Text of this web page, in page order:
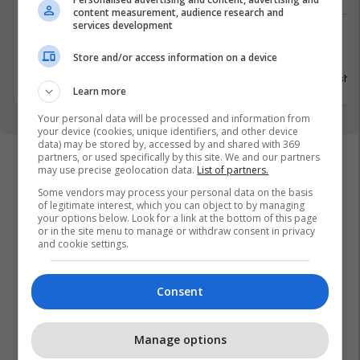
Pejë
12 Qershor 2026
12
content measurement, audience research and
services development
Store and/or access information on a device
Learn more
Your personal data will be processed and information from
your device (cookies, unique identifiers, and other device
data) may be stored by, accessed by and shared with 369
partners, or used specifically by this site. We and our partners
may use precise geolocation data. List of partners.
Some vendors may process your personal data on the basis
of legitimate interest, which you can object to by managing
your options below. Look for a link at the bottom of this page
or in the site menu to manage or withdraw consent in privacy
and cookie settings.
Consent
Manage options